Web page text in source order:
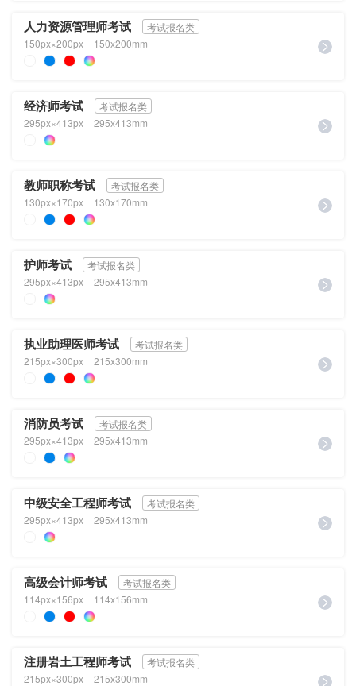
人力资源管理师考试
考试报名类
150px×200px
150x200mm
经济师考试
考试报名类
295px×413px
295x413mm
教师职称考试
考试报名类
130px×170px
130x170mm
护师考试
考试报名类
295px×413px
295x413mm
执业助理医师考试
考试报名类
215px×300px
215x300mm
消防员考试
考试报名类
295px×413px
295x413mm
中级安全工程师考试
考试报名类
295px×413px
295x413mm
高级会计师考试
考试报名类
114px×156px
114x156mm
注册岩土工程师考试
考试报名类
215px×300px
215x300mm